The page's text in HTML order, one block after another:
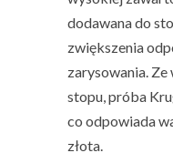
dodawana do
zwiększenia
zarysowania.
stopu, próba
co odpowiada
złota.